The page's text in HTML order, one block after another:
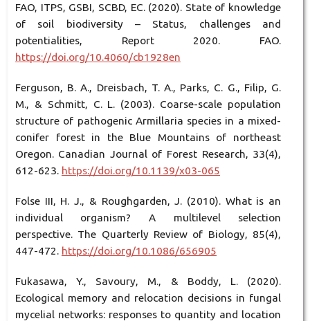
FAO, ITPS, GSBI, SCBD, EC. (2020). State of knowledge
of soil biodiversity – Status, challenges and
potentialities, Report 2020. FAO.
https://doi.org/10.4060/cb1928en
Ferguson, B. A., Dreisbach, T. A., Parks, C. G., Filip, G.
M., & Schmitt, C. L. (2003). Coarse-scale population
structure of pathogenic Armillaria species in a mixed-
conifer forest in the Blue Mountains of northeast
Oregon. Canadian Journal of Forest Research, 33(4),
612-623. https://doi.org/10.1139/x03-065
Folse III, H. J., & Roughgarden, J. (2010). What is an
individual organism? A multilevel selection
perspective. The Quarterly Review of Biology, 85(4),
447-472. https://doi.org/10.1086/656905
Fukasawa, Y., Savoury, M., & Boddy, L. (2020).
Ecological memory and relocation decisions in fungal
mycelial networks: responses to quantity and location